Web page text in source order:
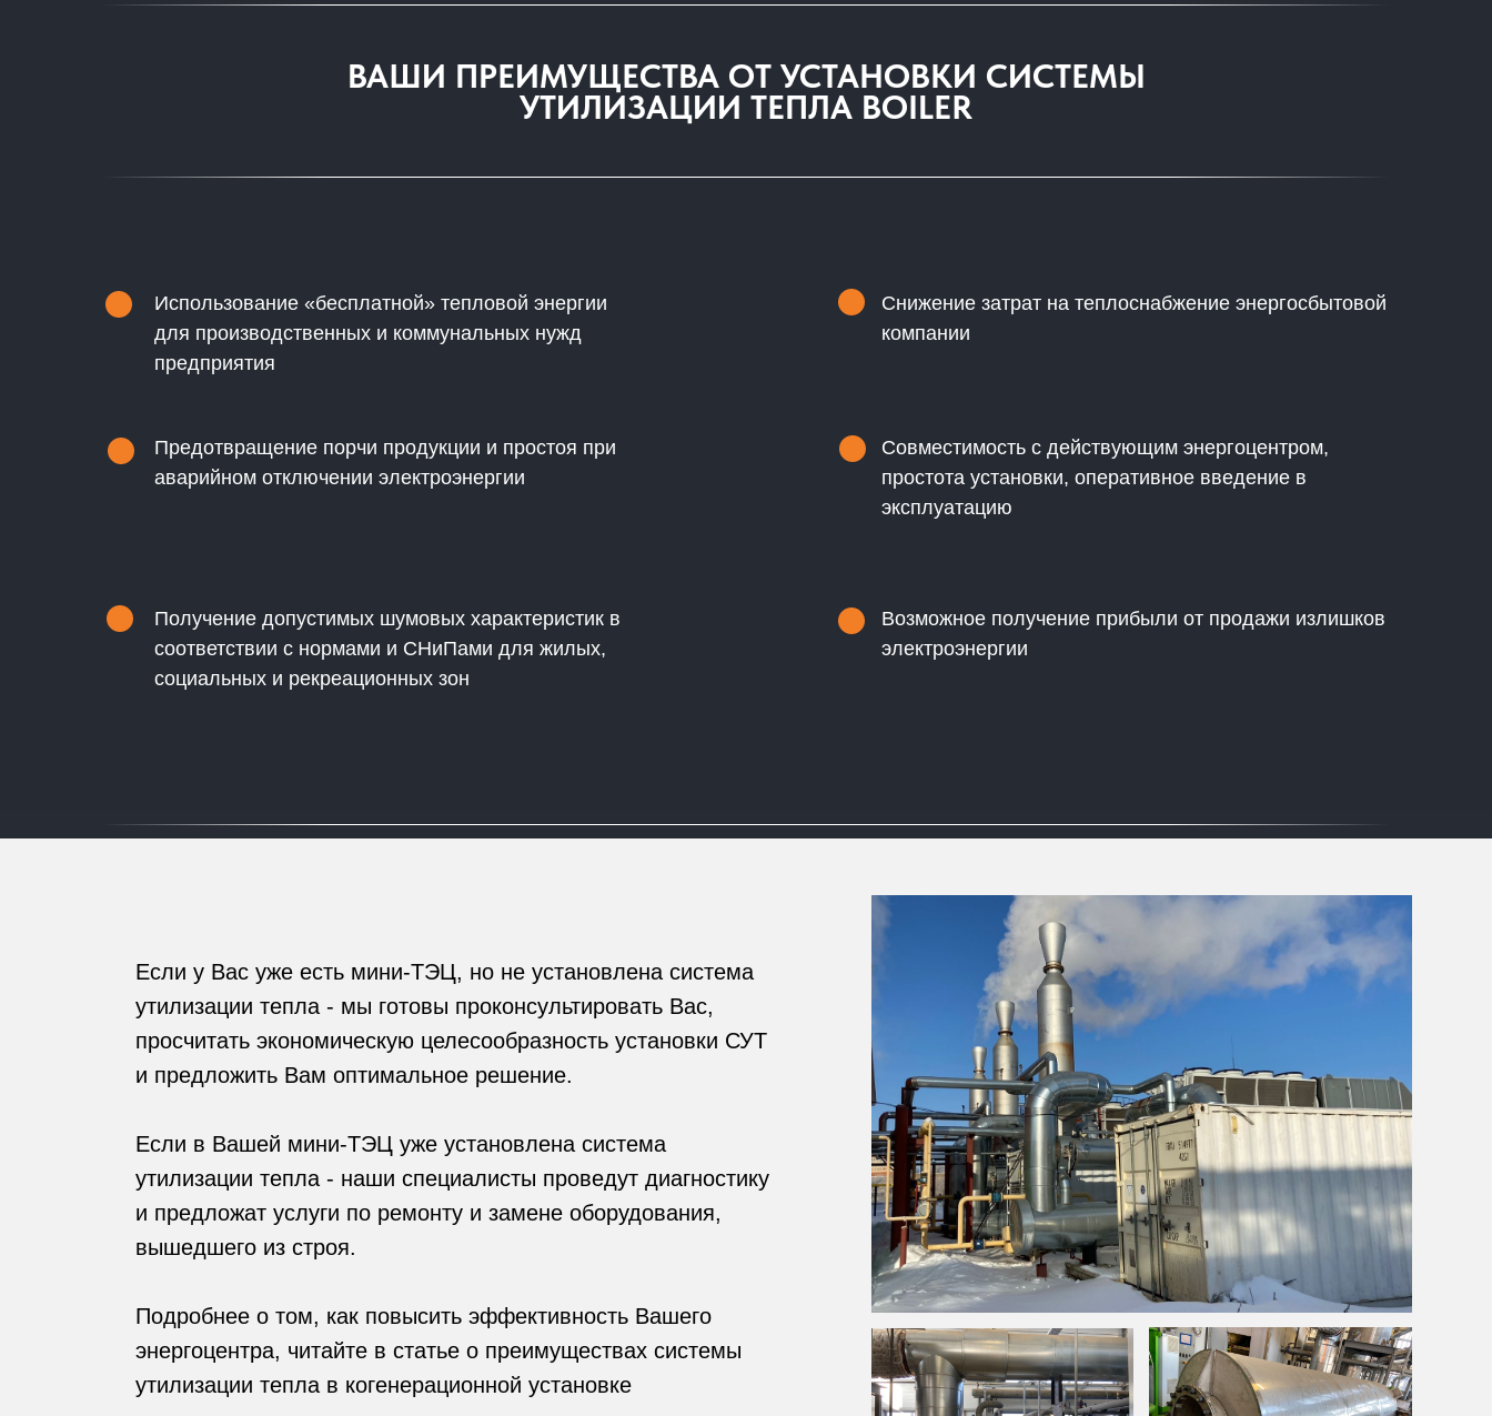
ВАШИ ПРЕИМУЩЕСТВА ОТ УСТАНОВКИ СИСТЕМЫ
УТИЛИЗАЦИИ ТЕПЛА BOILER
Использование «бесплатной» тепловой энергии
для производственных и коммунальных нужд
предприятия
Предотвращение порчи продукции и простоя при
аварийном отключении электроэнергии
Получение допустимых шумовых характеристик в
соответствии с нормами и СНиПами для жилых,
социальных и рекреационных зон
Снижение затрат на теплоснабжение энергосбытовой
компании
Совместимость с действующим энергоцентром,
простота установки, оперативное введение в
эксплуатацию
Возможное получение прибыли от продажи излишков
электроэнергии
Если у Вас уже есть мини-ТЭЦ, но не установлена система
утилизации тепла - мы готовы проконсультировать Вас,
просчитать экономическую целесообразность установки СУТ
и предложить Вам оптимальное решение.
Если в Вашей мини-ТЭЦ уже установлена система
утилизации тепла - наши специалисты проведут диагностику
и предложат услуги по ремонту и замене оборудования,
вышедшего из строя.
Подробнее о том, как повысить эффективность Вашего
энергоцентра, читайте в статье о преимуществах системы
утилизации тепла в когенерационной установке